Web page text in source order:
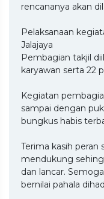
rencananya akan
Pelaksanaan
Jalajaya
Pembagian takjil
karyawan serta 22
Kegiatan
sampai dengan
bungkus habis
Terima kasih
mendukung
dan lancar.
bernilai pahala